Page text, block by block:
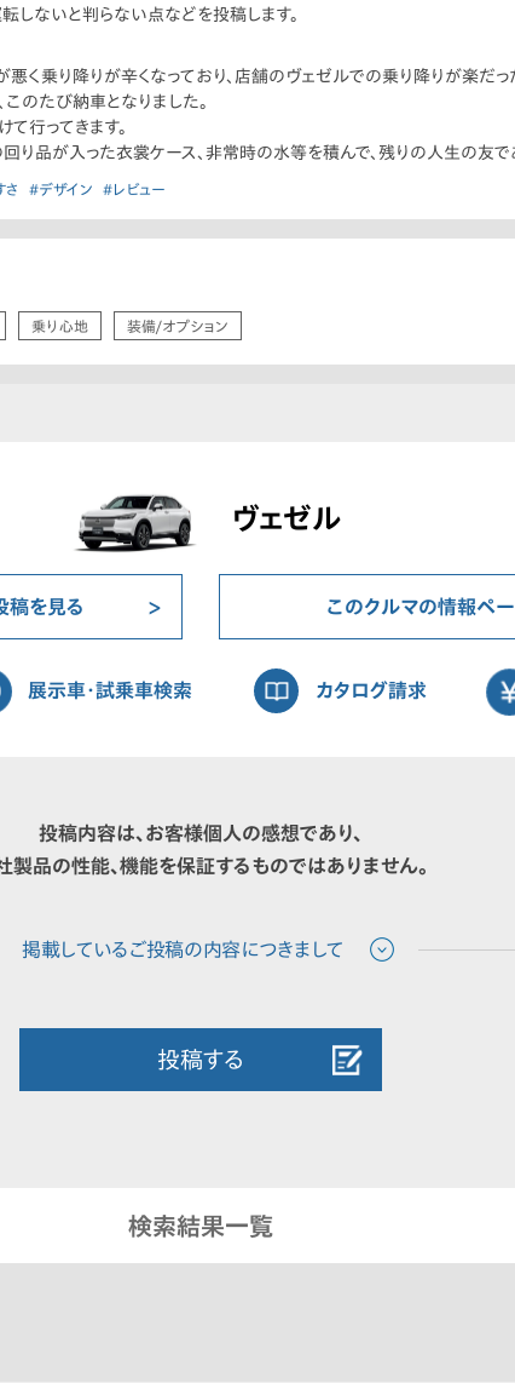
しないと判らない点などを投稿します。
く乗り降りが辛くなっており、店舗のヴェゼルでの乗り降りが楽だ
のたび納車となりました。
行ってきます。
り品が入った衣裳ケース、非常時の水等を積んで、残りの人生の友で
さ #デザイン #レビュー
乗り心地 装備/オプション
ヴェゼル
稿を見る このクルマの情報ペ
展示車・試乗車検索 カタログ請求
投稿内容は、お客様個人の感想であり、
製品の性能、機能を保証するものではありません。
投稿する
検索結果一覧